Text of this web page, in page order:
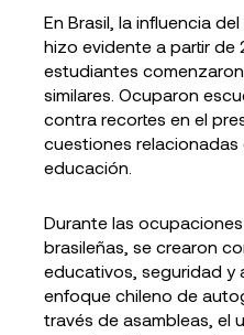
En Brasil, la influencia
hizo evidente a partir de
estudiantes
similares. Ocuparon
contra recortes en el
cuestiones
educación.
Durante las
brasileñas, se crearon
educativos, seguridad y
enfoque chileno de
través de asambleas, el